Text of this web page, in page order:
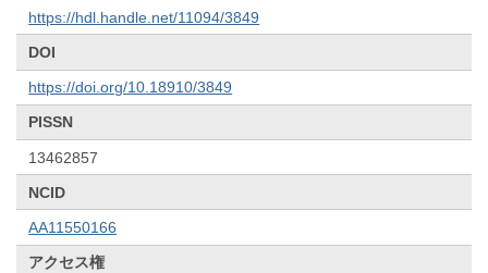
https://hdl.handle.net/11094/3849
DOI
https://doi.org/10.18910/3849
PISSN
13462857
NCID
AA11550166
アクセス権